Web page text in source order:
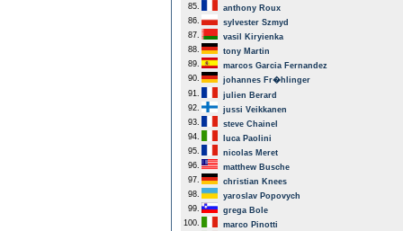
85.
anthony Roux
86.
sylvester Szmyd
87.
vasil Kiryienka
88.
tony Martin
89.
marcos Garcia Fernandez
90.
johannes Fr�hlinger
91.
julien Berard
92.
jussi Veikkanen
93.
steve Chainel
94.
luca Paolini
95.
nicolas Meret
96.
matthew Busche
97.
christian Knees
98.
yaroslav Popovych
99.
grega Bole
100.
marco Pinotti